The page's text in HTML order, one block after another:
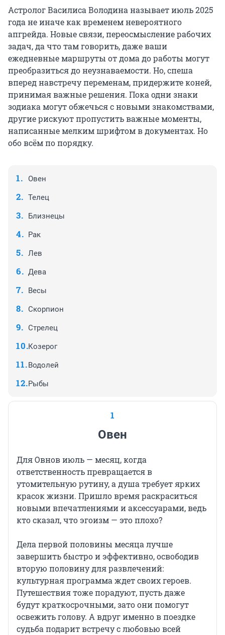
Астролог Василиса Володина называет июль 2025
года не иначе как временем невероятного
апгрейда. Новые связи, переосмысление рабочих
задач, да что там говорить, даже ваши
ежедневные маршруты от дома до работы могут
преобразиться до неузнаваемости. Но, спеша
вперед навстречу переменам, придержите коней,
принимая важные решения. Пока одни знаки
зодиака могут обжечься с новыми знакомствами,
другие рискуют пропустить важные моменты,
написанные мелким шрифтом в документах. Но
обо всём по порядку.
Овен
Телец
Близнецы
Рак
Лев
Дева
Весы
Скорпион
Стрелец
Козерог
Водолей
Рыбы
1
Овен
Для Овнов июль — месяц, когда
ответственность превращается в
утомительную рутину, а душа требует ярких
красок жизни. Пришло время раскраситься
новыми впечатлениями и аксессуарами, ведь
кто сказал, что эгоизм — это плохо?
Дела первой половины месяца лучше
завершить быстро и эффективно, освободив
вторую половину для развлечений:
культурная программа ждет своих героев.
Путешествия тоже порадуют, пусть даже
будут краткосрочными, зато они помогут
освежить голову. А вдруг именно в поездке
судьба подарит встречу с любовью всей